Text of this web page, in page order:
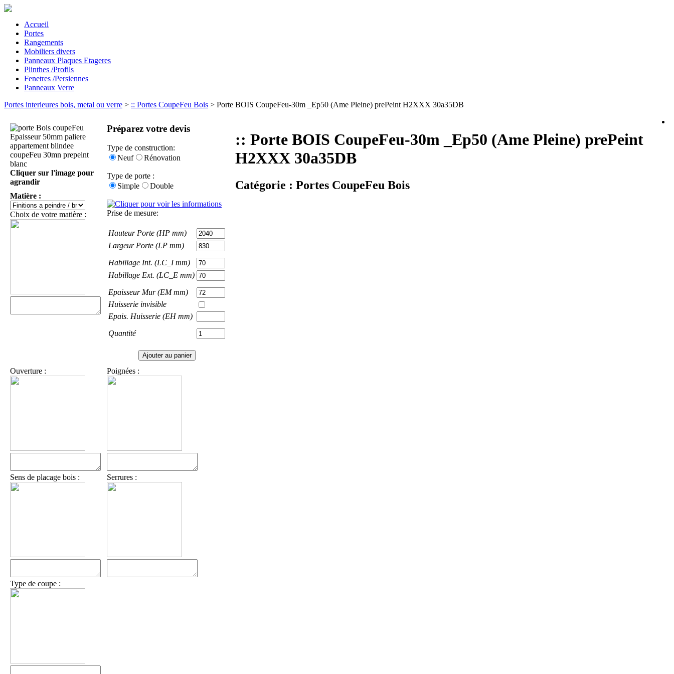
Accueil
Portes
Rangements
Mobiliers divers
Panneaux Plaques Etageres
Plinthes /Profils
Fenetres /Persiennes
Panneaux Verre
Portes interieures bois, metal ou verre > :: Portes CoupeFeu Bois > Porte BOIS CoupeFeu-30m _Ep50 (Ame Pleine) prePeint H2XXX 30a35DB
Cliquer sur l'image pour
agrandir
Matière :
Choix de votre matière :
Préparez votre devis
Type de construction:
Neuf
Rénovation
Type de porte :
Simple
Double
Prise de mesure:
Hauteur Porte (HP mm)
Largeur Porte (LP mm)
Habillage Int. (LC_I mm)
Habillage Ext. (LC_E mm)
Epaisseur Mur (EM mm)
Huisserie invisible
Epais. Huisserie (EH mm)
Quantité
Ouverture :
Sens de placage bois :
Type de coupe :
Poignées :
Serrures :
:: Porte BOIS CoupeFeu-30m _Ep50 (Ame Pleine) prePeint
H2XXX 30a35DB
Catégorie : Portes CoupeFeu Bois